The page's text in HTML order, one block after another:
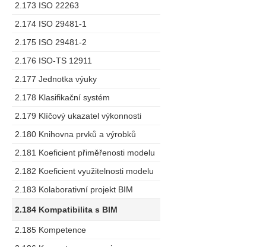
2.173 ISO 22263
2.174 ISO 29481-1
2.175 ISO 29481-2
2.176 ISO-TS 12911
2.177 Jednotka výuky
2.178 Klasifikační systém
2.179 Klíčový ukazatel výkonnosti
2.180 Knihovna prvků a výrobků
2.181 Koeficient přiměřenosti modelu
2.182 Koeficient využitelnosti modelu
2.183 Kolaborativní projekt BIM
2.184 Kompatibilita s BIM
2.185 Kompetence